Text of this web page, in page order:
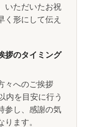
いただいたお祝
く形にして伝え
拶のタイミング
々へのご挨拶
内を目安に行う
参し、感謝の気
ます。